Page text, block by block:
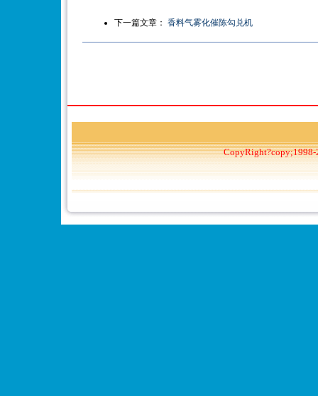
下一篇文章： 香料气雾化催陈勾兑机
CopyRight?copy;1998-